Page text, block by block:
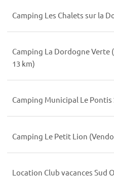
Camping Les Chalets sur la
Camping La Dordogne Verte
13 km)
Camping Municipal Le Pontis
Camping Le Petit Lion
Location Club vacances Sud